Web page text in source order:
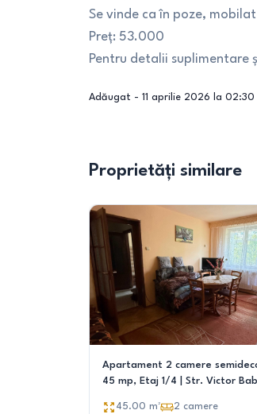
Se vinde ca în poze,
Preț: 53.000
Pentru detalii suplimentare
Adăugat - 11 aprilie 2026 la 02:30
Proprietăți similare
Apartament 2 camere
45 mp, Etaj 1/4 | Str. Victor
45.00 m² 2 camere